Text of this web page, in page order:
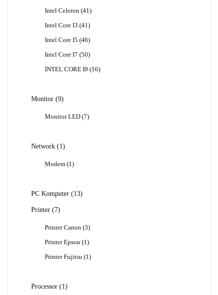
Intel Celeron 4141
Intel Core I3 4141
Intel Core I5 4646
Intel Core I7 5050
INTEL CORE I9
1616
Monitor 99
Monitor LED 77
Network 11
Modem 11
PC Komputer 1313
Printer
77
Printer Canon 33
Printer Epson 11
Printer Fujitsu 11
Processor 11